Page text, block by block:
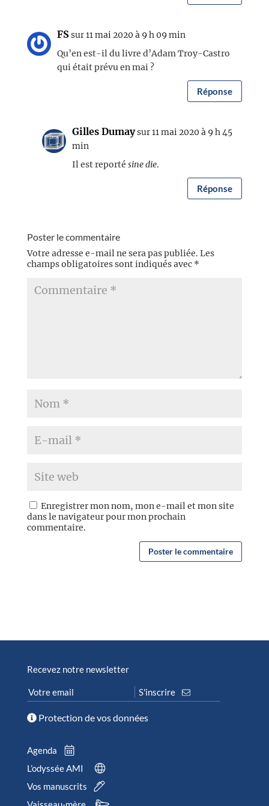
FSsur 11 mai 2020 à 9 h 09 min
Qu’en est-il du livre d’Adam Troy-Castro
qui était prévu en mai ?
Réponse
Gilles Dumaysur 11 mai 2020 à 9 h 45
min
Il est reporté sine die.
Réponse
Poster le commentaire
Votre adresse e-mail ne sera pas publiée. Les
champs obligatoires sont indiqués avec *
Enregistrer mon nom, mon e-mail et mon site
dans le navigateur pour mon prochain
commentaire.
Recevez notre newsletter
Protection de vos données
Agenda
L’odyssée AMI
Vos manuscrits